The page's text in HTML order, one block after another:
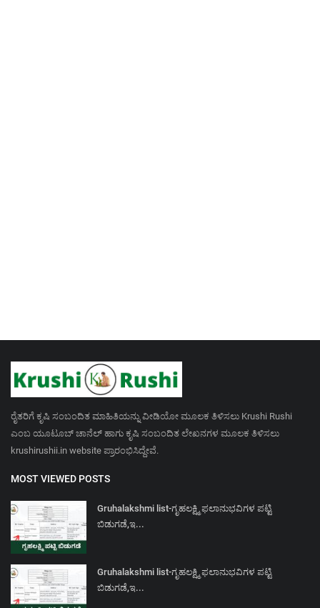
ರೈತರಿಗೆ ಕೃಷಿ ಸಂಬಂದಿತ ಮಾಹಿತಿಯನ್ನು ವೀಡಿಯೋ ಮೂಲಕ ತಿಳಿಸಲು Krushi Rushi
ಎಂಬ ಯೂಟೂಬ್ ಚಾನೆಲ್ ಹಾಗು ಕೃಷಿ ಸಂಬಂದಿತ ಲೇಖನಗಳ ಮೂಲಕ ತಿಳಿಸಲು
krushirushii.in website ಪ್ರಾರಂಭಿಸಿದ್ದೇವೆ.
MOST VIEWED POSTS
Gruhalakshmi list-ಗೃಹಲಕ್ಷ್ಮಿ ಫಲಾನುಭವಿಗಳ ಪಟ್ಟಿ
ಬಿಡುಗಡೆ,ಇ...
Gruhalakshmi list-ಗೃಹಲಕ್ಷ್ಮಿ ಫಲಾನುಭವಿಗಳ ಪಟ್ಟಿ
ಬಿಡುಗಡೆ,ಇ...